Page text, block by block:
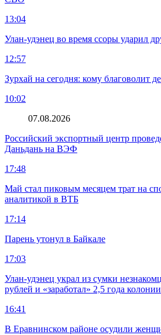
13:04
Улан-удэнец во время ссоры ударил
12:57
Зурхай на сегодня: кому благоволит
10:02
07.08.2026
Российский экспортный центр
Даньдань на ВЭФ
17:48
Май стал пиковым месяцем трат на
аналитикой в ВТБ
17:14
Парень утонул в Байкале
17:03
Улан-удэнец украл из сумки
рублей и «заработал» 2,5 года колонии
16:41
В Еравнинском районе осудили